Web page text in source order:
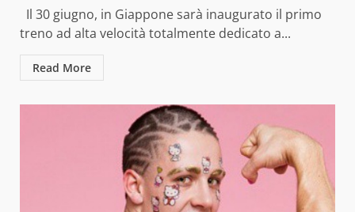
Il 30 giugno, in Giappone sarà inaugurato il primo
treno ad alta velocità totalmente dedicato a...
Read More